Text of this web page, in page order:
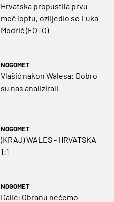
Hrvatska propustila prvu
meč loptu, ozlijedio se Luka
Modrić (FOTO)
NOGOMET
Vlašić nakon Walesa: Dobro
su nas analizirali
NOGOMET
(KRAJ) WALES - HRVATSKA
1:1
NOGOMET
Dalić: Obranu nećemo